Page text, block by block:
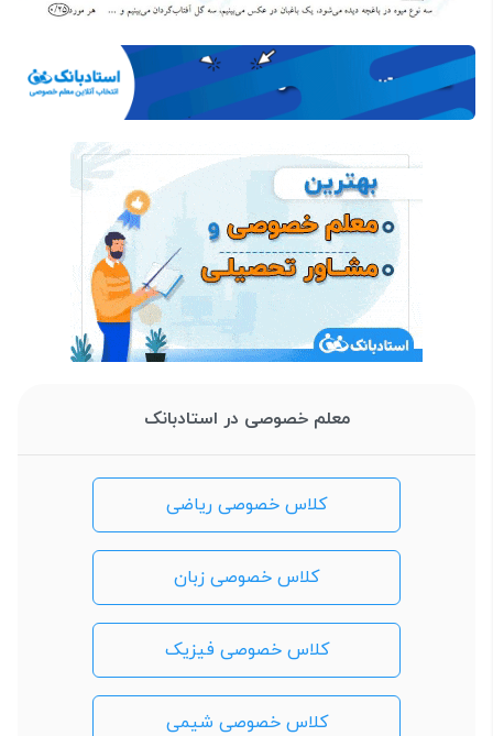
معلم خصوصی در استادبانک
کلاس خصوصی ریاضی
کلاس خصوصی زبان
کلاس خصوصی فیزیک
کلاس خصوصی شیمی